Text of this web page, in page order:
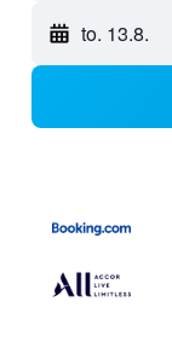
to. 13.8.